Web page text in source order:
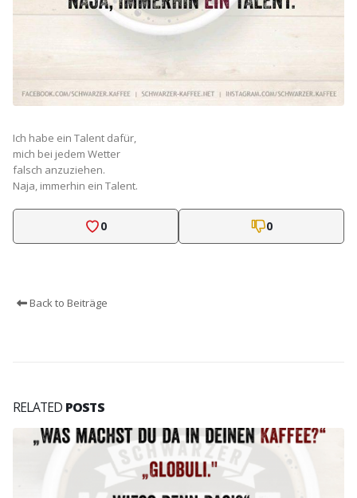
Ich habe ein Talent dafür,
mich bei jedem Wetter
falsch anzuziehen.
Naja, immerhin ein Talent.
0 0
Back to Beiträge
RELATED POSTS